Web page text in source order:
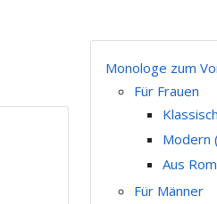
Monologe zum
Für Frauen
Modern
Aus
Für Männer